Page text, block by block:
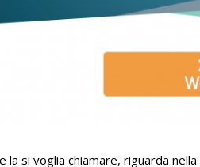
la si voglia chiamare, riguarda